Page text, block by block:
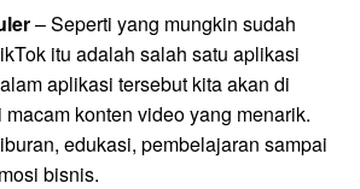
– Seperti yang mungkin sudah
itu adalah salah satu aplikasi
aplikasi tersebut kita akan di
konten video yang menarik.
edukasi, pembelajaran sampai
bisnis.